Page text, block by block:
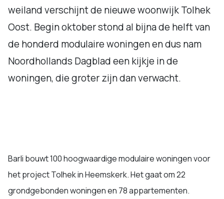
weiland verschijnt de nieuwe woonwijk Tolhek
Oost. Begin oktober stond al bijna de helft van
de honderd modulaire woningen en dus nam
Noordhollands Dagblad een kijkje in de
woningen, die groter zijn dan verwacht.
Barli bouwt 100 hoogwaardige modulaire woningen voor
het project Tolhek in Heemskerk. Het gaat om 22
grondgebonden woningen en 78 appartementen.